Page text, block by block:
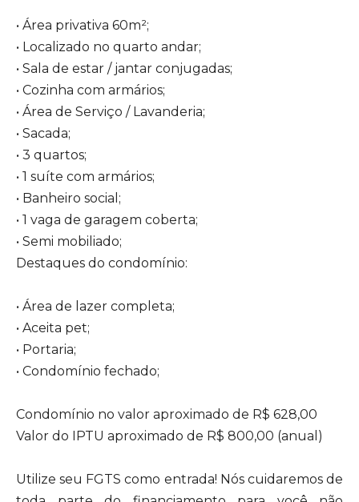
• Área privativa 60m²;
• Localizado no quarto andar;
• Sala de estar / jantar conjugadas;
• Cozinha com armários;
• Área de Serviço / Lavanderia;
• Sacada;
• 3 quartos;
• 1 suíte com armários;
• Banheiro social;
• 1 vaga de garagem coberta;
• Semi mobiliado;
Destaques do condomínio:
• Área de lazer completa;
• Aceita pet;
• Portaria;
• Condomínio fechado;
Condomínio no valor aproximado de R$ 628,00
Valor do IPTU aproximado de R$ 800,00 (anual)
Utilize seu FGTS como entrada! Nós cuidaremos de